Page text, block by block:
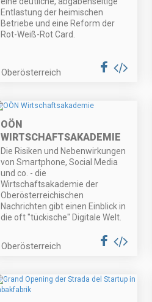
Entlastung der heimischen
Betriebe und eine Reform der
Rot-Weiß-Rot Card.
Oberösterreich
OÖN
WIRTSCHAFTSAKADEMIE
Die Risiken und Nebenwirkungen
von Smartphone, Social Media
und co. - die
Wirtschaftsakademie der
Oberösterreichischen
Nachrichten gibt einen Einblick in
die oft "tückische" Digitale Welt.
Oberösterreich